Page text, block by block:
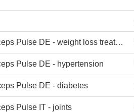
Pulse DE - weight loss treatment
Pulse DE - hypertension
Pulse DE - diabetes
Pulse IT - joints